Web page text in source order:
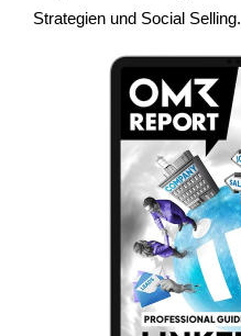
Strategien und Social Selling.